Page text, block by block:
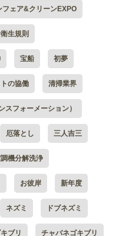
フェア&クリーンEXPO
生規則
宝船 初夢
の協働 清掃業界
スフォーメーション）
厄落とし 三人吉三
機分解洗浄
お彼岸 新年度
ネズミ ドブネズミ
ブリ チャバネゴキブリ